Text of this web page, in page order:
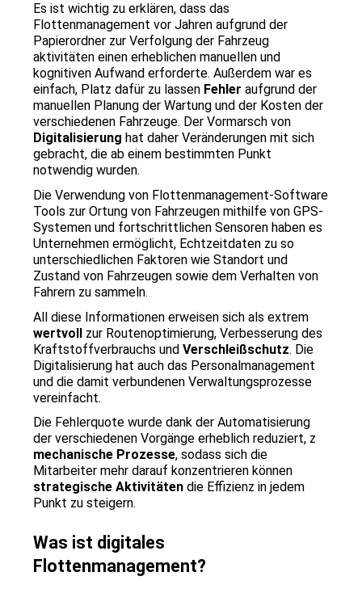
Es ist wichtig zu erklären, dass das
Flottenmanagement vor Jahren aufgrund der
Papierordner zur Verfolgung der Fahrzeug
aktivitäten einen erheblichen manuellen und
kognitiven Aufwand erforderte. Außerdem war es
einfach, Platz dafür zu lassen Fehler aufgrund der
manuellen Planung der Wartung und der Kosten der
verschiedenen Fahrzeuge. Der Vormarsch von
Digitalisierung hat daher Veränderungen mit sich
gebracht, die ab einem bestimmten Punkt
notwendig wurden.
Die Verwendung von Flottenmanagement-Software
Tools zur Ortung von Fahrzeugen mithilfe von GPS-
Systemen und fortschrittlichen Sensoren haben es
Unternehmen ermöglicht, Echtzeitdaten zu so
unterschiedlichen Faktoren wie Standort und
Zustand von Fahrzeugen sowie dem Verhalten von
Fahrern zu sammeln.
All diese Informationen erweisen sich als extrem
wertvoll zur Routenoptimierung, Verbesserung des
Kraftstoffverbrauchs und Verschleißschutz. Die
Digitalisierung hat auch das Personalmanagement
und die damit verbundenen Verwaltungsprozesse
vereinfacht.
Die Fehlerquote wurde dank der Automatisierung
mechanische Prozesse, sodass sich die
Mitarbeiter mehr darauf konzentrieren können
strategische Aktivitäten die Effizienz in jedem
Punkt zu steigern.
Was ist digitales
Flottenmanagement?